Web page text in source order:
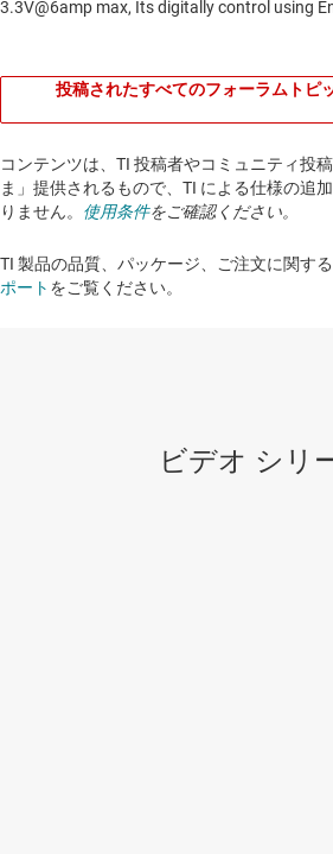
投稿されたすべてのフォーラムトピ
コンテンツは、TI 投稿者やコミュニティ投
ま」提供されるもので、TI による仕様の追
りません。 使用条件をご確認ください。
TI 製品の品質、パッケージ、ご注文に関する
ポート をご覧ください。​​​​​​​​​​​​​​
ビデオ シリ